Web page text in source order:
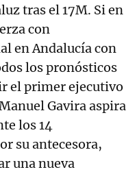
tras el 17M. Si en
con
en Andalucía con
los pronósticos
el primer ejecutivo
Gavira aspira
los 14
su antecesora,
una nueva